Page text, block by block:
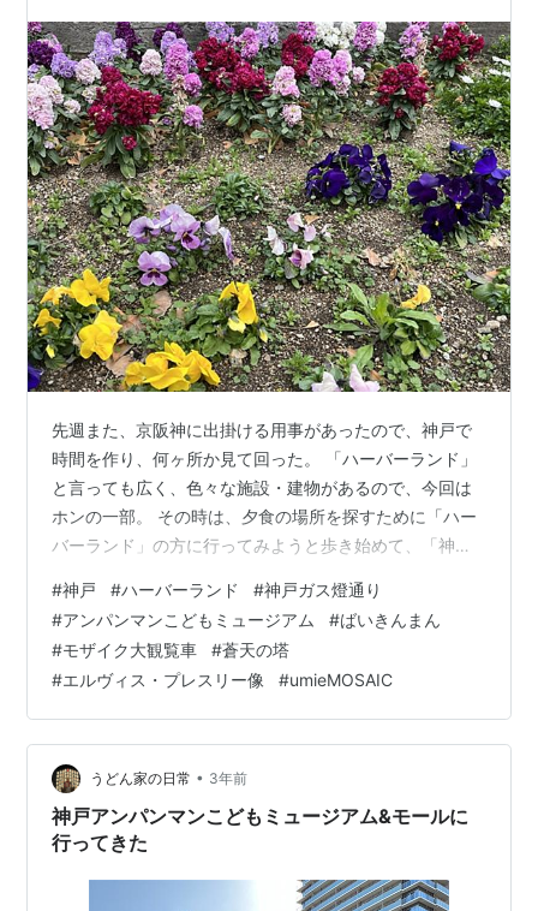
先週また、京阪神に出掛ける用事があったので、神戸で
時間を作り、何ヶ所か見て回った。 「ハーバーランド」
と言っても広く、色々な施設・建物があるので、今回は
ホンの一部。 その時は、夕食の場所を探すために「ハー
バーランド」の方に行ってみようと歩き始めて、「神戸
り、途中珍しいものにたくさん出会った。 神戸駅南の花
壇 蒼天の塔 高さ８mのキリンのオブジェで、第７回神戸
具象彫刻大賞展にて「神戸市長賞」を受賞した作品。１
９９６年に芝生広場から現在の位置に移設されたとの
事。 「このオブジェの前で待ち合わせをすると恋が叶
う…」というウワサがあるそう… エルヴィス…
#神戸 #ハーバーランド #神戸ガス燈通り
#アンパンマンこどもミュージアム #ばいきんまん
#モザイク大観覧車 #蒼天の塔
#エルヴィス・プレスリー像 #umieMOSAIC
うどん家の日常 • 3年前
神戸アンパンマンこどもミュージアム&モールに
行ってきた